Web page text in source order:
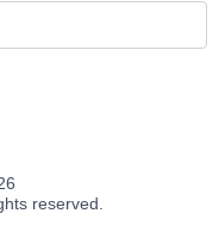
reserved.